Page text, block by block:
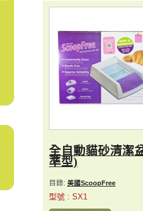
全自動貓砂清潔
準型)
目錄: 美國ScoopFree
型號 : SX1